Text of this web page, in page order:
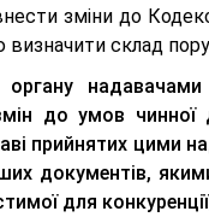
зміни до
склад
органу
до умов
прийнятих цими
документів,
для